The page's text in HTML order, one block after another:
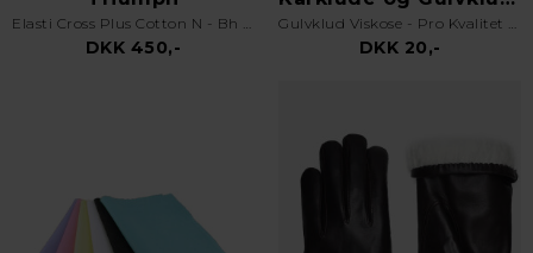
Elasti Cross Plus Cotton N - Bh uden bøjle - Hvid
DKK 450,-
Gulvklud Viskose - Pro Kvalitet - Orange
DKK 20,-